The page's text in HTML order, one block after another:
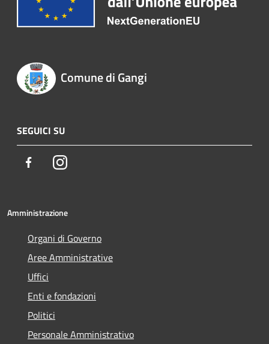
Comune di Gangi
SEGUICI SU
FacebookInstagram
Amministrazione
Organi di Governo
Aree Amministrative
Uffici
Enti e fondazioni
Politici
Personale Amministrativo